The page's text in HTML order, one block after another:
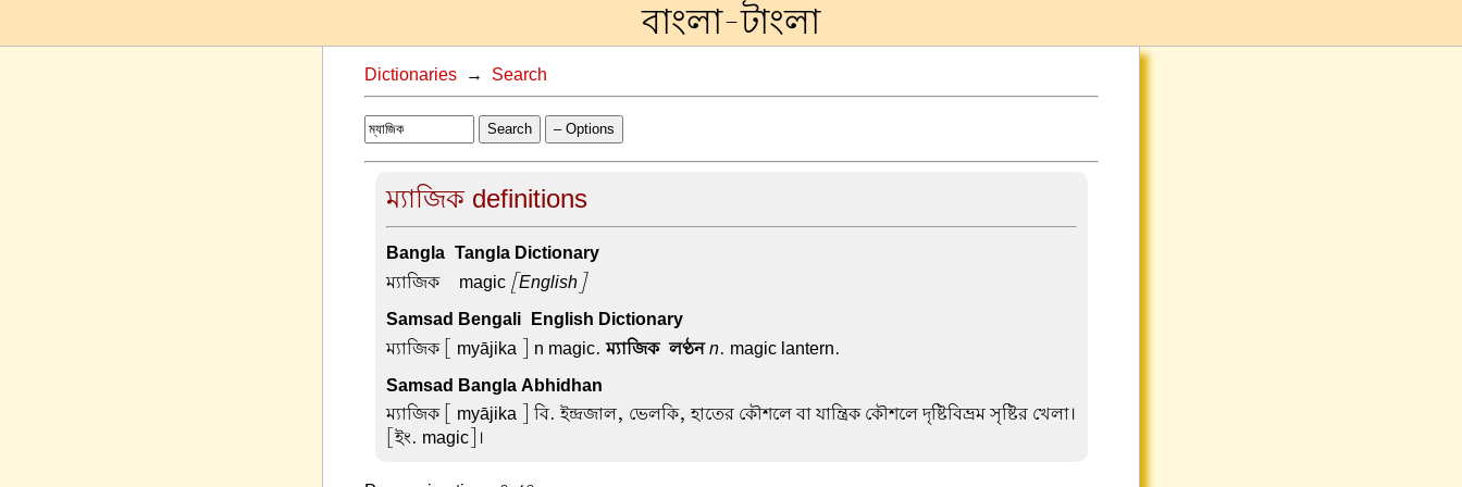
বাংলা-টাংলা
Dictionaries→ Search
Search – Options
ম্যাজিক definitions
Bangla-Tangla Dictionary
ম্যাজিক – magic [English]
Samsad Bengali-English Dictionary
ম্যাজিক[ myājika ] n magic.ম্যাজিক-লণ্ঠন n. magic lantern.
Samsad Bangla Abhidhan
ম্যাজিক[ myājika ] বি. ইন্দ্রজাল, ভেলকি, হাতের কৌশলে বা যান্ত্রিক কৌশলে দৃষ্টিবিভ্রম সৃষ্টির খেলা।
[ইং. magic]।